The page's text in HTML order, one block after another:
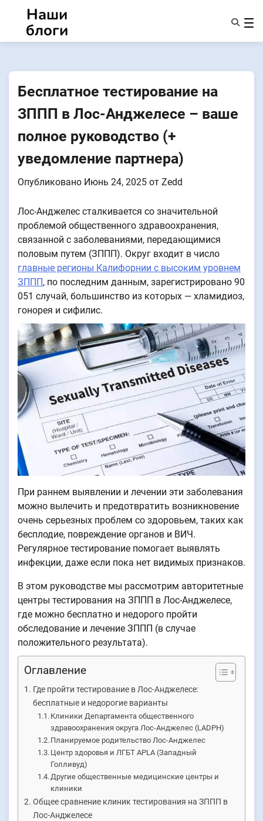
Перейти
содержанию
Наши
блоги
О Нас
Бесплатное тестирование на
ЗППП в Лос-Анджелесе – ваше
полное руководство (+
уведомление партнера)
Опубликовано Июнь 24, 2025 от Zedd
Лос-Анджелес сталкивается со значительной
проблемой общественного здравоохранения,
связанной с заболеваниями, передающимися
половым путем (ЗППП). Округ входит в число
главные регионы Калифорнии с высоким уровнем
ЗППП, по последним данным, зарегистрировано 90
051 случай, большинство из которых — хламидиоз,
гонорея и сифилис.
При раннем выявлении и лечении эти заболевания
можно вылечить и предотвратить возникновение
очень серьезных проблем со здоровьем, таких как
бесплодие, повреждение органов и ВИЧ.
Регулярное тестирование помогает выявлять
инфекции, даже если пока нет видимых признаков.
В этом руководстве мы рассмотрим авторитетные
центры тестирования на ЗППП в Лос-Анджелесе,
где можно бесплатно и недорого пройти
обследование и лечение ЗППП (в случае
положительного результата).
Оглавление
Где пройти тестирование в Лос-Анджелесе:
бесплатные и недорогие варианты
Клиники Департамента общественного
здравоохранения округа Лос-Анджелес (LADPH)
Планируемое родительство Лос-Анджелес
Центр здоровья и ЛГБТ APLA (Западный
Голливуд)
Другие общественные медицинские центры и
клиники
Общее сравнение клиник тестирования на ЗППП в
Лос-Анджелесе